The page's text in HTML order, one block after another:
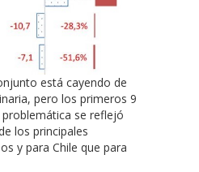
está cayendo de
pero los primeros 9
se reflejó
los principales
y para Chile que para